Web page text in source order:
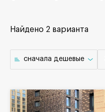
Найдено 2 варианта
cначала дешевые